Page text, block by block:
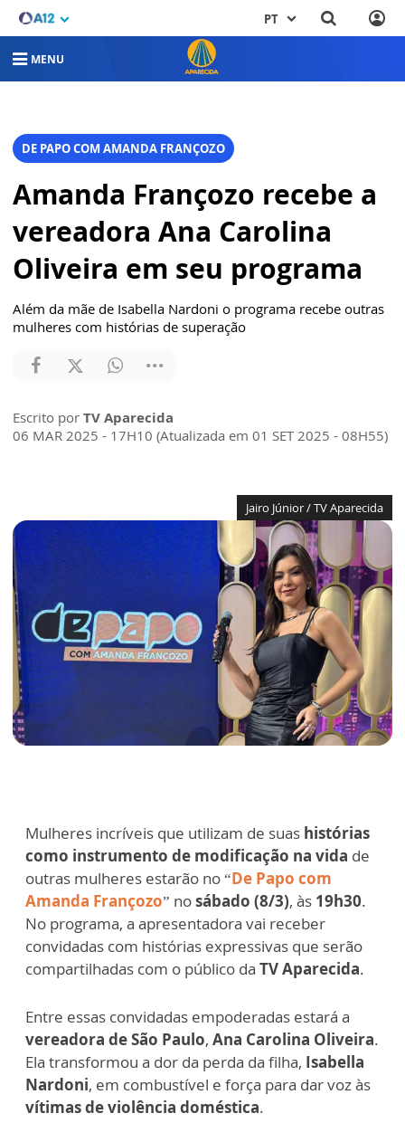
PT
MENU
DE PAPO COM AMANDA FRANÇOZO
Amanda Françozo recebe a
vereadora Ana Carolina
Oliveira em seu programa
Além da mãe de Isabella Nardoni o programa recebe outras
mulheres com histórias de superação
Escrito por TV Aparecida
06 MAR 2025 - 17H10 (Atualizada em 01 SET 2025 - 08H55)
Jairo Júnior / TV Aparecida
Mulheres incríveis que utilizam de suas histórias
como instrumento de modificação na vida de
outras mulheres estarão no “De Papo com
Amanda Françozo” nosábado (8/3), às 19h30.
No programa, a apresentadora vai receber
convidadas com histórias expressivas que serão
compartilhadas com o público da TV Aparecida.
Entre essas convidadas empoderadas estará a
vereadora de São Paulo, Ana Carolina Oliveira.
Ela transformou a dor da perda da filha, Isabella
Nardoni, em combustível e força para dar voz às
vítimas de violência doméstica.